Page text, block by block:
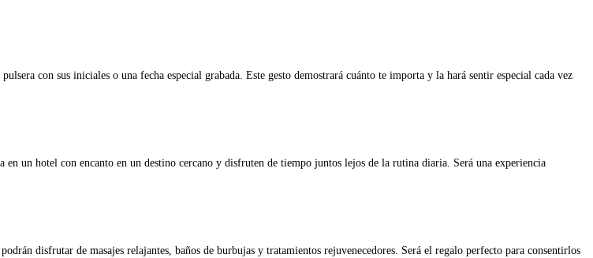
con sus iniciales o una fecha especial grabada. Este gesto demostrará cuánto te importa y la hará sentir especial cada vez
en un hotel con encanto en un destino cercano y disfruten de tiempo juntos lejos de la rutina diaria. Será una experiencia
disfrutar de masajes relajantes, baños de burbujas y tratamientos rejuvenecedores. Será el regalo perfecto para consentirlos